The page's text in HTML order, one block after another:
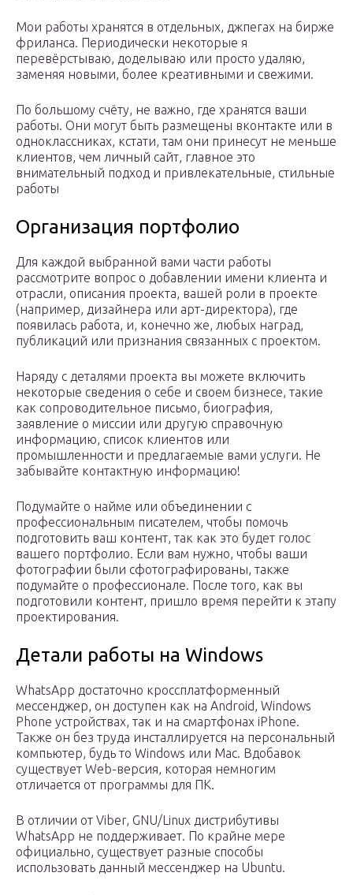
Мои работы хранятся в отдельных, джпегах на бирже
фриланса. Периодически некоторые я
перевёрстываю, доделываю или просто удаляю,
заменяя новыми, более креативными и свежими.
По большому счёту, не важно, где хранятся ваши
работы. Они могут быть размещены вконтакте или в
одноклассниках, кстати, там они принесут не меньше
клиентов, чем личный сайт, главное это
внимательный подход и привлекательные, стильные
работы
Организация портфолио
Для каждой выбранной вами части работы
рассмотрите вопрос о добавлении имени клиента и
отрасли, описания проекта, вашей роли в проекте
(например, дизайнера или арт-директора), где
появилась работа, и, конечно же, любых наград,
публикаций или признания связанных с проектом.
Наряду с деталями проекта вы можете включить
некоторые сведения о себе и своем бизнесе, такие
как сопроводительное письмо, биография,
заявление о миссии или другую справочную
информацию, список клиентов или
промышленности и предлагаемые вами услуги. Не
забывайте контактную информацию!
Подумайте о найме или объединении с
профессиональным писателем, чтобы помочь
подготовить ваш контент, так как это будет голос
вашего портфолио. Если вам нужно, чтобы ваши
фотографии были сфотографированы, также
подумайте о профессионале. После того, как вы
подготовили контент, пришло время перейти к этапу
проектирования.
Детали работы на Windows
WhatsApp достаточно кроссплатформенный
мессенджер, он доступен как на Android, Windows
Phone устройствах, так и на смартфонах iPhone.
Также он без труда инсталлируется на персональный
компьютер, будь то Windows или Mac. Вдобавок
существует Web-версия, которая немногим
отличается от программы для ПК.
В отличии от Viber, GNU/Linux дистрибутивы
WhatsApp не поддерживает. По крайне мере
официально, существует разные способы
использовать данный мессенджер на Ubuntu.